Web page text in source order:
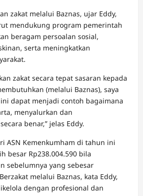
zakat melalui Baznas, ujar Eddy,
mendukung program pemerintah
beragam persoalan sosial,
serta meningkatkan
zakat secara tepat sasaran kepada
(melalui Baznas), saya
dapat menjadi contoh bagaimana
menyalurkan dan
benar,” jelas Eddy.
ASN Kemenkumham di tahun ini
besar Rp238.004.590 bila
sebelumnya yang sebesar
melalui Baznas, kata Eddy,
dengan profesional dan